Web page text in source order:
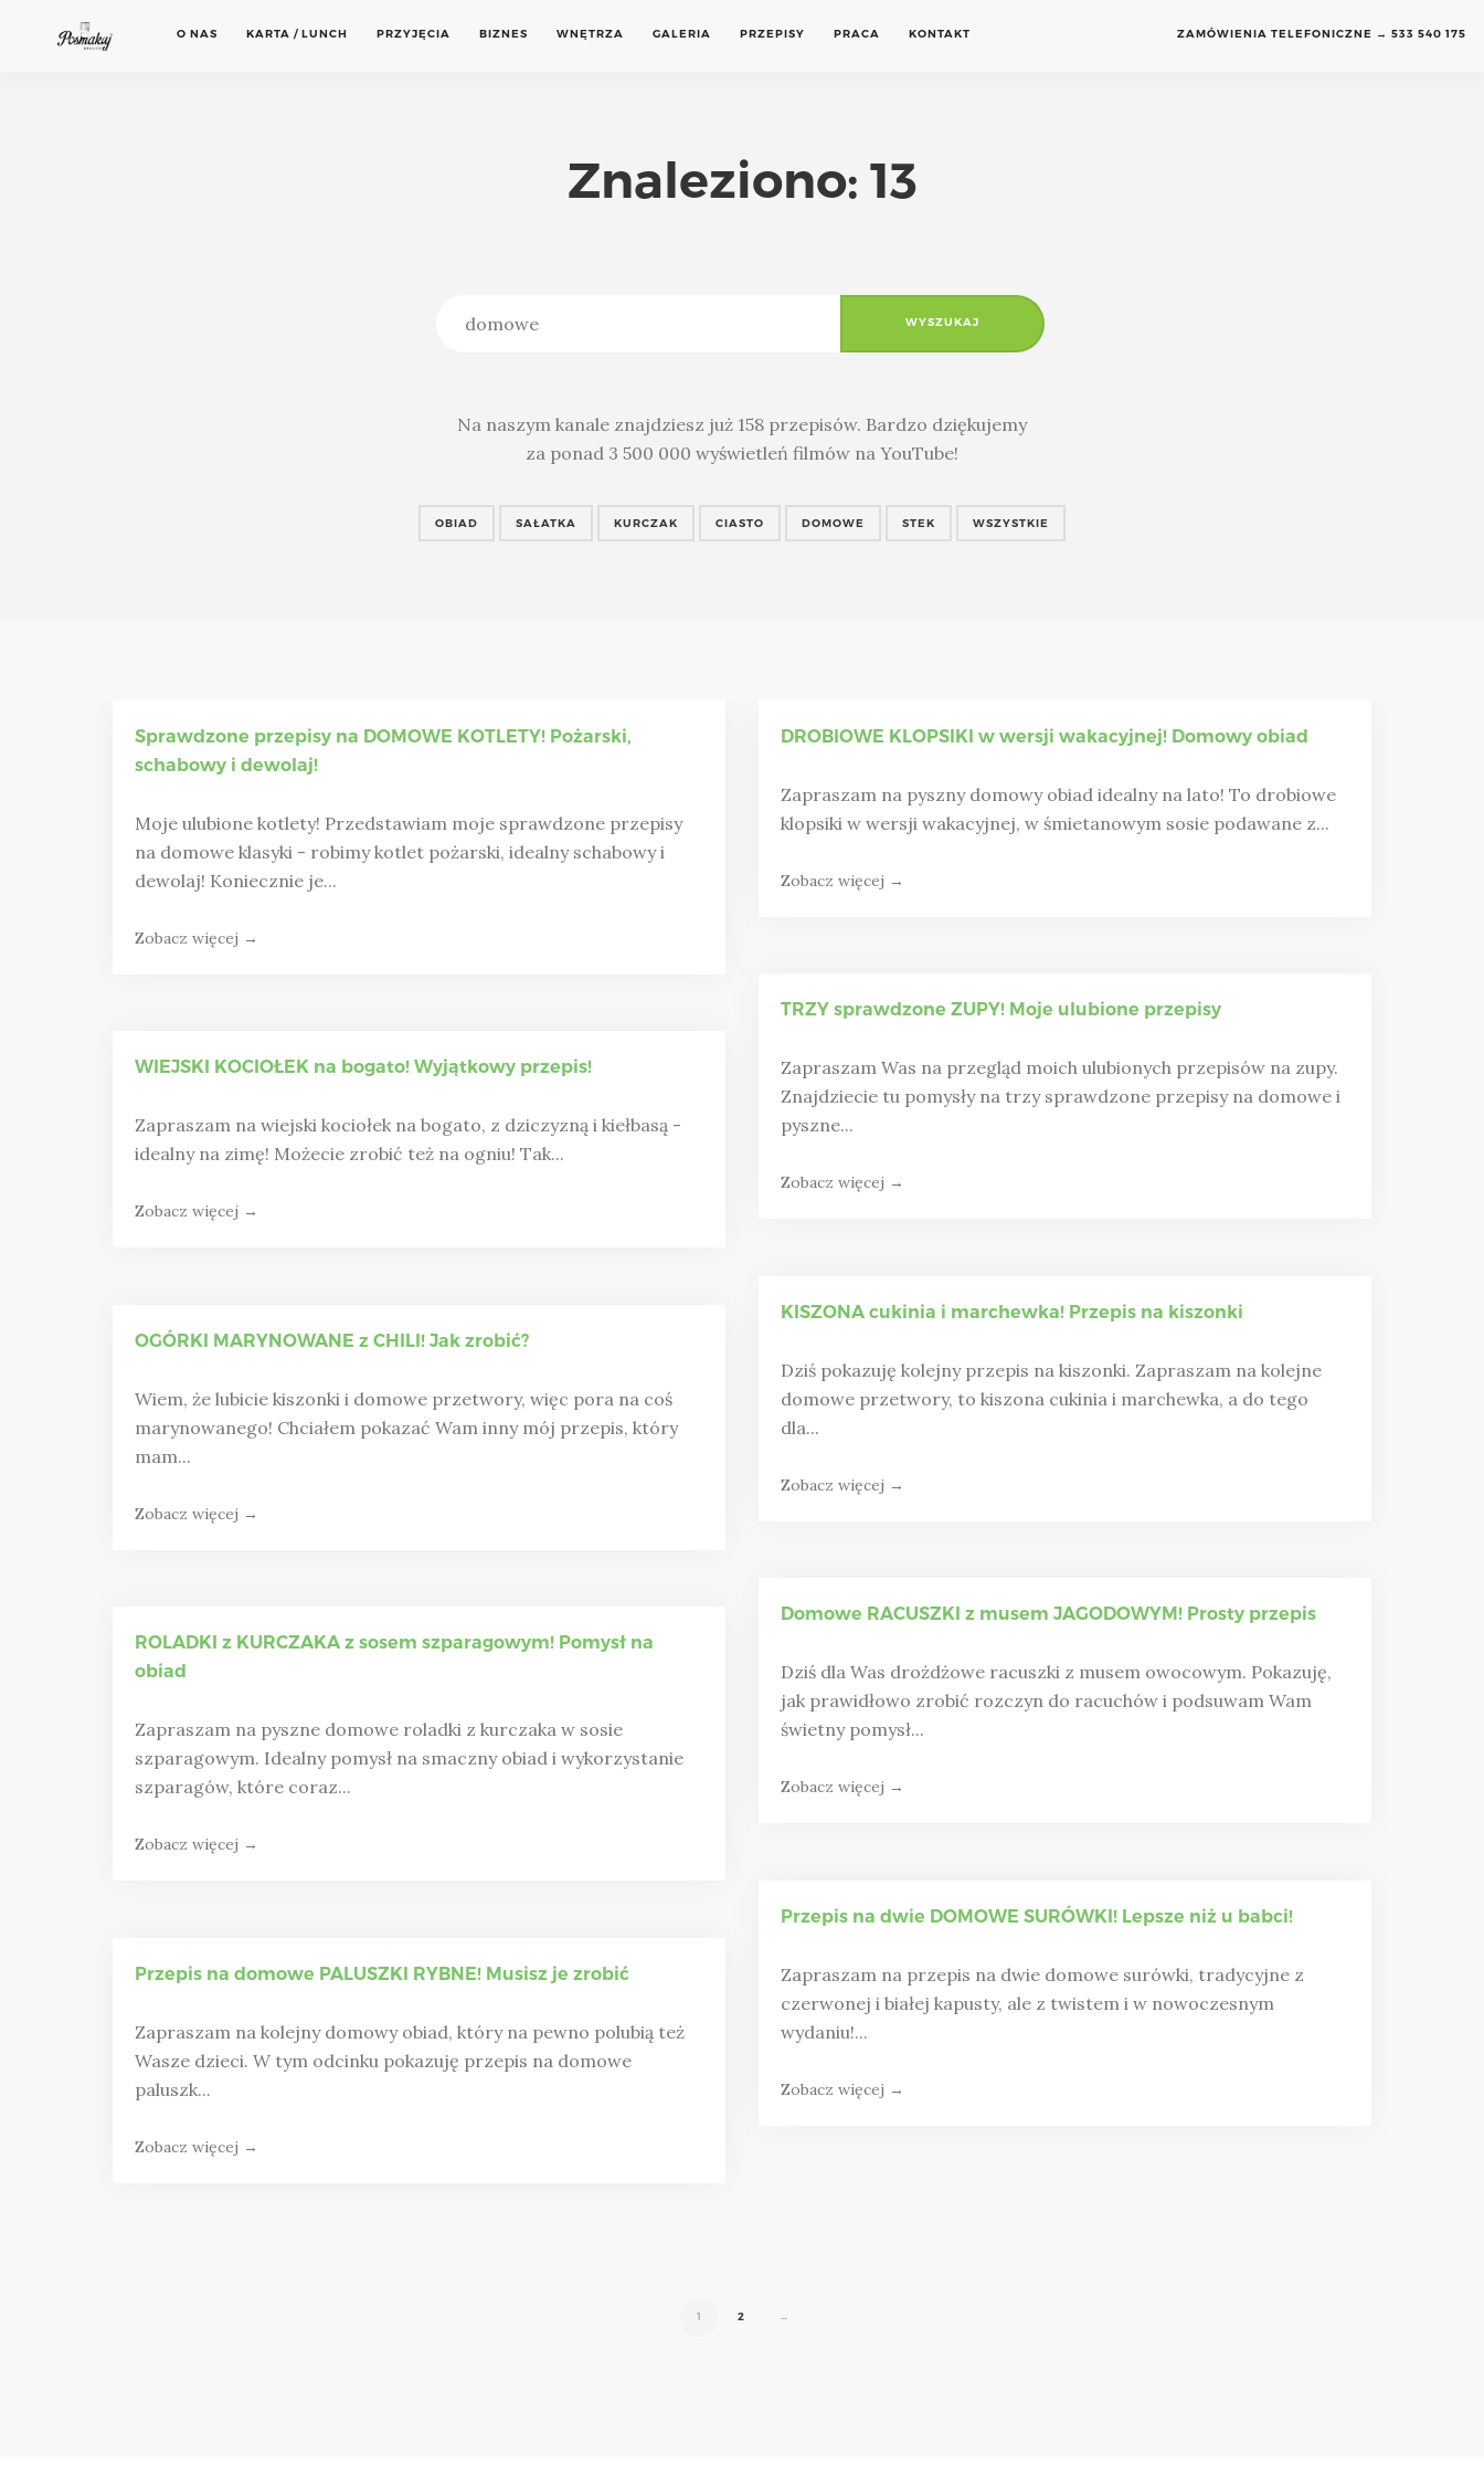
ZAMÓWIENIA TELEFONICZNE → 533 540 175
O NAS KARTA / LUNCH PRZYJĘCIA BIZNES WNĘTRZA GALERIA PRZEPISY PRACA KONTAKT
Znaleziono: 13
WYSZUKAJ
Na naszym kanale znajdziesz już 158 przepisów. Bardzo dziękujemy
za ponad 3 500 000 wyświetleń filmów na YouTube!
OBIAD SAŁATKA KURCZAK CIASTO DOMOWE STEK WSZYSTKIE
Sprawdzone przepisy na DOMOWE KOTLETY! Pożarski,
schabowy i dewolaj!
Moje ulubione kotlety! Przedstawiam moje sprawdzone przepisy
na domowe klasyki - robimy kotlet pożarski, idealny schabowy i
dewolaj! Koniecznie je...
Zobacz więcej →
DROBIOWE KLOPSIKI w wersji wakacyjnej! Domowy obiad
Zapraszam na pyszny domowy obiad idealny na lato! To drobiowe
klopsiki w wersji wakacyjnej, w śmietanowym sosie podawane z...
Zobacz więcej →
TRZY sprawdzone ZUPY! Moje ulubione przepisy
Zapraszam Was na przegląd moich ulubionych przepisów na zupy.
Znajdziecie tu pomysły na trzy sprawdzone przepisy na domowe i
pyszne...
Zobacz więcej →
WIEJSKI KOCIOŁEK na bogato! Wyjątkowy przepis!
Zapraszam na wiejski kociołek na bogato, z dziczyzną i kiełbasą -
idealny na zimę! Możecie zrobić też na ogniu! Tak...
Zobacz więcej →
KISZONA cukinia i marchewka! Przepis na kiszonki
Dziś pokazuję kolejny przepis na kiszonki. Zapraszam na kolejne
domowe przetwory, to kiszona cukinia i marchewka, a do tego
dla...
Zobacz więcej →
OGÓRKI MARYNOWANE z CHILI! Jak zrobić?
Wiem, że lubicie kiszonki i domowe przetwory, więc pora na coś
marynowanego! Chciałem pokazać Wam inny mój przepis, który
mam...
Zobacz więcej →
Domowe RACUSZKI z musem JAGODOWYM! Prosty przepis
Dziś dla Was drożdżowe racuszki z musem owocowym. Pokazuję,
jak prawidłowo zrobić rozczyn do racuchów i podsuwam Wam
świetny pomysł...
Zobacz więcej →
ROLADKI z KURCZAKA z sosem szparagowym! Pomysł na
obiad
Zapraszam na pyszne domowe roladki z kurczaka w sosie
szparagowym. Idealny pomysł na smaczny obiad i wykorzystanie
szparagów, które coraz...
Zobacz więcej →
Przepis na dwie DOMOWE SURÓWKI! Lepsze niż u babci!
Zapraszam na przepis na dwie domowe surówki, tradycyjne z
czerwonej i białej kapusty, ale z twistem i w nowoczesnym
wydaniu!...
Zobacz więcej →
Przepis na domowe PALUSZKI RYBNE! Musisz je zrobić
Zapraszam na kolejny domowy obiad, który na pewno polubią też
Wasze dzieci. W tym odcinku pokazuję przepis na domowe
paluszk...
Zobacz więcej →
1 2 →